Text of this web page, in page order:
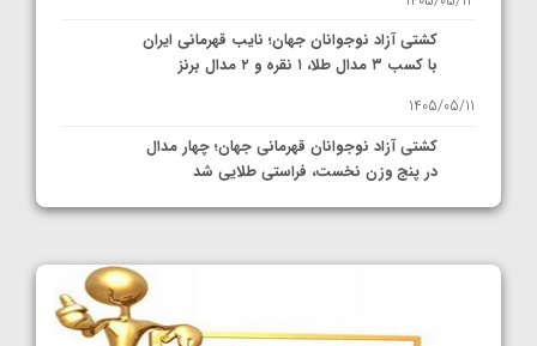
کشتی آزاد نوجوانان جهان؛ نایب قهرمانی ایران
با کسب ۳ مدال طلا، ۱ نقره و ۲ مدال برنز
1405/05/11
کشتی آزاد نوجوانان قهرمانی جهان؛ چهار مدال
در پنج وزن نخست، فراستی طلایی شد
1405/05/11